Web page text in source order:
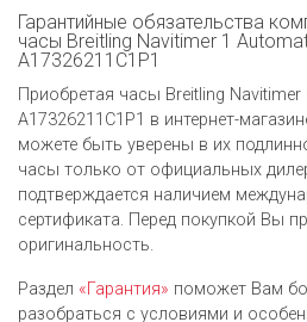
Гарантийные обязательства
часы Breitling Navitimer 1
A17326211C1P1
Приобретая часы Breitling Navitimer
A17326211C1P1 в интернет-
можете быть уверены в их
часы только от официальных
подтверждается наличием
сертификата. Перед покупкой Вы
оригинальность.
Раздел «Гарантия» поможет Вам
разобраться с условиями и